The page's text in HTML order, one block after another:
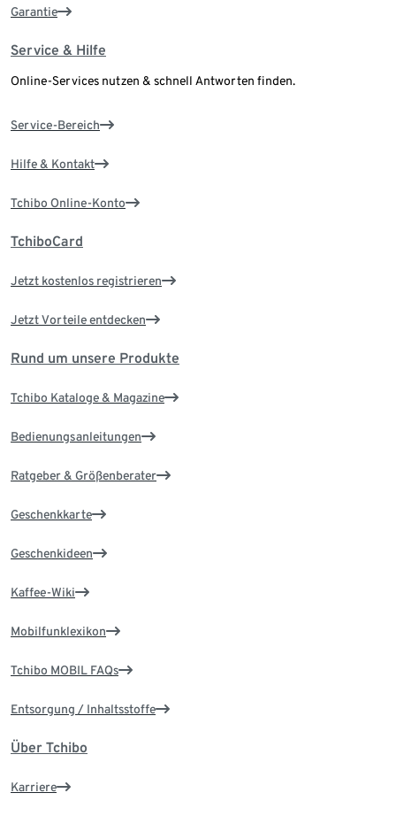
Garantie
Service & Hilfe
Online-Services nutzen & schnell Antworten finden.
Service-Bereich
Hilfe & Kontakt
Tchibo Online-Konto
TchiboCard
Jetzt kostenlos registrieren
Jetzt Vorteile entdecken
Rund um unsere Produkte
Tchibo Kataloge & Magazine
Bedienungsanleitungen
Ratgeber & Größenberater
Geschenkkarte
Geschenkideen
Kaffee-Wiki
Mobilfunklexikon
Tchibo MOBIL FAQs
Entsorgung / Inhaltsstoffe
Über Tchibo
Karriere